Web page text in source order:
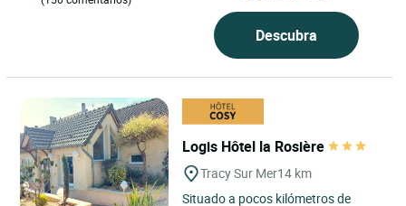
Descubra
Logis Hôtel la Rosière
Tracy Sur Mer14 km
Situado a pocos kilómetros de